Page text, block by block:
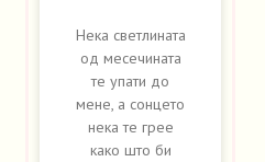
Нека светлината
од месечината
те упати до
мене, а сонцето
нека те грее
како што би